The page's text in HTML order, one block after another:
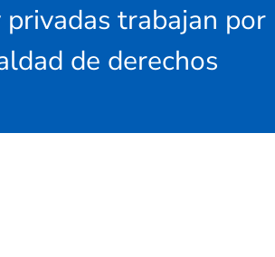
privadas trabajan por
de derechos